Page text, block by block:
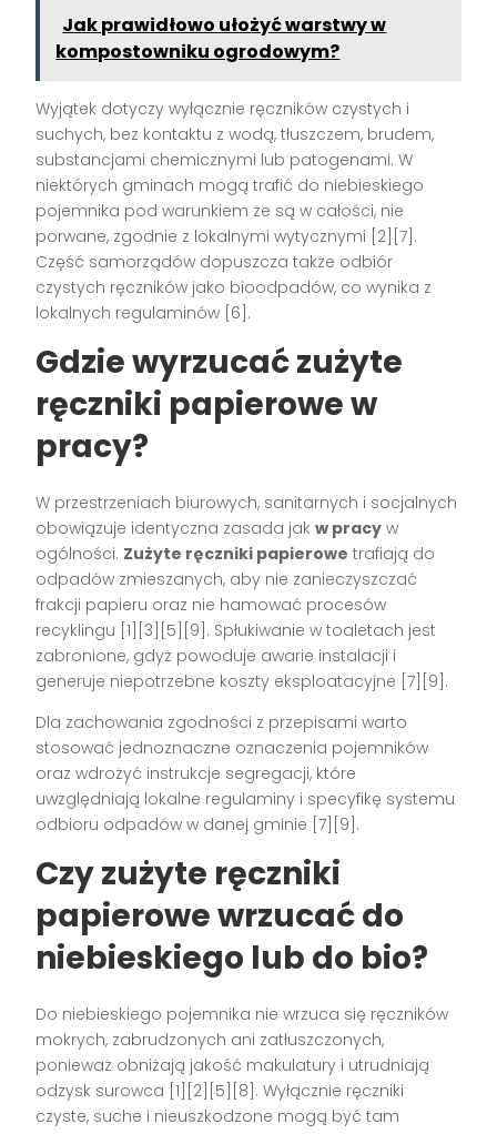
Jak prawidłowo ułożyć warstwy w
kompostowniku ogrodowym?
Wyjątek dotyczy wyłącznie ręczników czystych i
suchych, bez kontaktu z wodą, tłuszczem, brudem,
substancjami chemicznymi lub patogenami. W
niektórych gminach mogą trafić do niebieskiego
pojemnika pod warunkiem że są w całości, nie
porwane, zgodnie z lokalnymi wytycznymi [2][7].
Część samorządów dopuszcza także odbiór
czystych ręczników jako bioodpadów, co wynika z
lokalnych regulaminów [6].
Gdzie wyrzucać zużyte
ręczniki papierowe w
pracy?
W przestrzeniach biurowych, sanitarnych i socjalnych
obowiązuje identyczna zasada jakw pracy w
ogólności. Zużyte ręczniki papierowe trafiają do
odpadów zmieszanych, aby nie zanieczyszczać
frakcji papieru oraz nie hamować procesów
recyklingu [1][3][5][9]. Spłukiwanie w toaletach jest
zabronione, gdyż powoduje awarie instalacji i
generuje niepotrzebne koszty eksploatacyjne [7][9].
Dla zachowania zgodności z przepisami warto
stosować jednoznaczne oznaczenia pojemników
oraz wdrożyć instrukcje segregacji, które
uwzględniają lokalne regulaminy i specyfikę systemu
odbioru odpadów w danej gminie [7][9].
Czy zużyte ręczniki
papierowe wrzucać do
niebieskiego lub do bio?
Do niebieskiego pojemnika nie wrzuca się ręczników
mokrych, zabrudzonych ani zatłuszczonych,
ponieważ obniżają jakość makulatury i utrudniają
odzysk surowca [1][2][5][8]. Wyłącznie ręczniki
czyste, suche i nieuszkodzone mogą być tam